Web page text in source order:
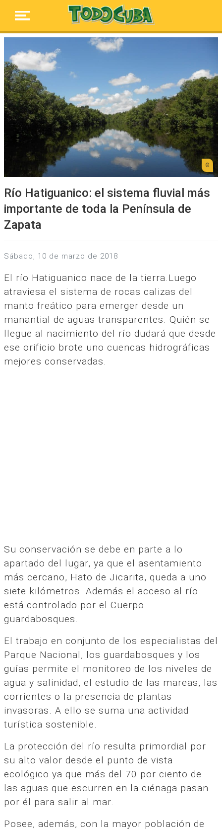
Río Hatiguanico: el sistema fluvial más
importante de toda la Península de
Zapata
sábado, 10 de marzo de 2018
El río Hatiguanico nace de la tierra.Luego
atraviesa el sistema de rocas calizas del
manto freático para emerger desde un
manantial de aguas transparentes. Quién se
llegue al nacimiento del río dudará que desde
ese orificio brote uno cuencas hidrográficas
mejores conservadas.
Su conservación se debe en parte a lo
apartado del lugar, ya que el asentamiento
más cercano, Hato de Jicarita, queda a uno
siete kilómetros. Además el acceso al río
está controlado por el Cuerpo
guardabosques.
El trabajo en conjunto de los especialistas del
Parque Nacional, los guardabosques y los
guías permite el monitoreo de los niveles de
agua y salinidad, el estudio de las mareas, las
corrientes o la presencia de plantas
invasoras. A ello se suma una actividad
turística sostenible.
La protección del río resulta primordial por
su alto valor desde el punto de vista
ecológico ya que más del 70 por ciento de
las aguas que escurren en la ciénaga pasan
por él para salir al mar.
Posee, además, con la mayor población de